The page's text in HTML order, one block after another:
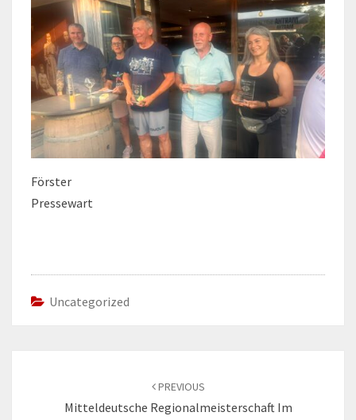
Förster
Pressewart
Uncategorized
PREVIOUS
Mitteldeutsche Regionalmeisterschaft Im